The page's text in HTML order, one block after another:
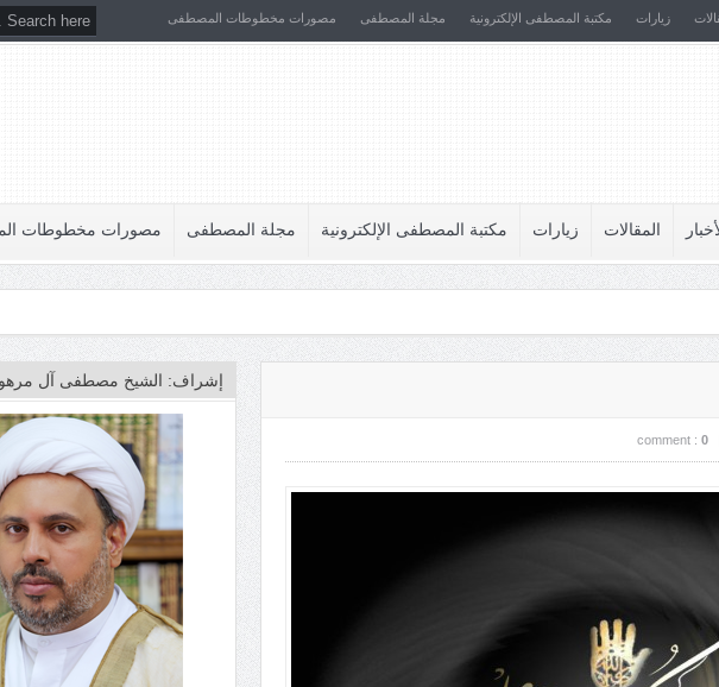
زيارات مكتبة المصطفى الإلكترونية مجلة المصطفى مصورات مخطوطات المصطفى
المقالات زيارات مكتبة المصطفى الإلكترونية مجلة المصطفى مصورات مخطوطات
comment : 0
إشراف: الشيخ مصطفى آل